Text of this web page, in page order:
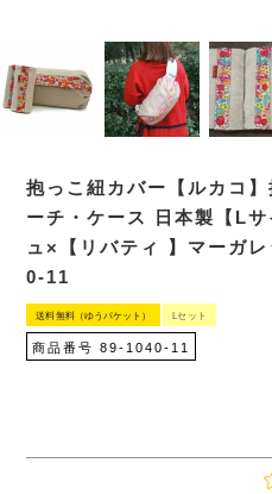
抱っこ紐カバー【ルカコ
ーチ・ケース 日本製【L
ュ×【リバティ 】マーガ
0-11
送料無料（ゆうパケット） Lセット
商品番号 89-1040-11